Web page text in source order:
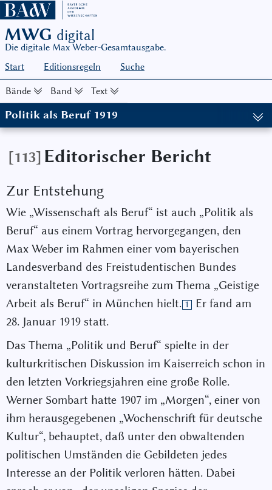
MWG digital
Die digitale Max Weber-Gesamtausgabe.
Start
Editionsregeln Suche
Bände Band Text
Politik als Beruf 1919
(in: MWG I/17, hg. von Wolfgang J. Mommsen und Wolfgang
[113] Editorischer Bericht
Zur Entstehung
Wie „Wissenschaft als Beruf“ ist auch „Politik als
Beruf“ aus einem Vortrag hervorgegangen, den
Max Weber im Rahmen einer vom bayerischen
Landesverband des Freistudentischen Bundes
veranstalteten Vortragsreihe zum Thema „Geistige
Arbeit als Beruf“ in München hielt. 1
Er fand am
28. Januar 1919 statt.
Das Thema „Politik und Beruf“ spielte in der
kulturkritischen Diskussion im Kaiserreich schon in
den letzten Vorkriegsjahren eine große Rolle.
Werner Sombart hatte 1907 im „Morgen“, einer von
ihm herausgegebenen „Wochenschrift für deutsche
Kultur“, behauptet, daß unter den obwaltenden
politischen Umständen die Gebildeten jedes
Interesse an der Politik verloren hätten. Dabei